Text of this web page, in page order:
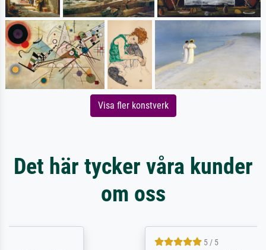
Visa fler konstverk
Det här tycker våra kunder
om oss